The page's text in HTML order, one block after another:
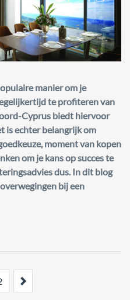
manier om je
te profiteren van
Cyprus biedt hiervoor
is echter belangrijk om
moment van kopen
om je kans op succes te
dus. In dit blog
bij een